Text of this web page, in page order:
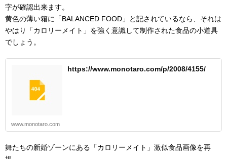
字が確認出来ます。
黄色の薄い箱に「BALANCED FOOD」と記されているなら、それは
やはり「カロリーメイト」を強く意識して制作された食品の小道具
でしょう。
https://www.monotaro.com/p/2008/4155/
www.monotaro.com
舞たちの新婚ゾーンにある「カロリーメイト」激似食品画像を再